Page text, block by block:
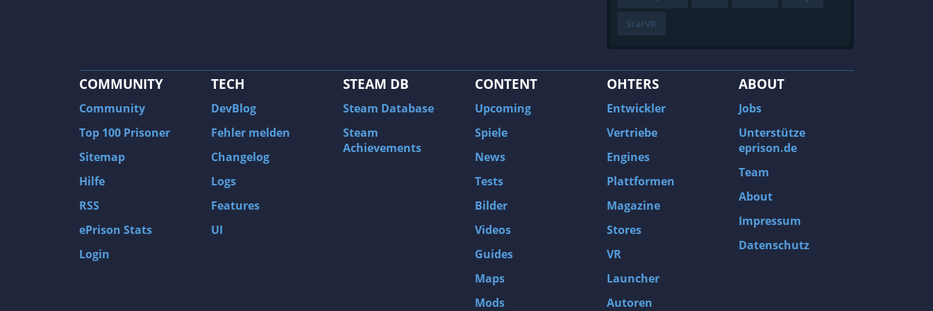
StarVR
COMMUNITY
Community
Top 100 Prisoner
Sitemap
Hilfe
RSS
ePrison Stats
Login
TECH
DevBlog
Fehler melden
Changelog
Logs
Features
UI
STEAM DB
Steam Database
Steam
Achievements
CONTENT
Upcoming
Spiele
News
Tests
Bilder
Videos
Guides
Maps
Mods
OHTERS
Entwickler
Vertriebe
Engines
Plattformen
Magazine
Stores
VR
Launcher
Autoren
ABOUT
Jobs
Unterstütze
eprison.de
Team
About
Impressum
Datenschutz